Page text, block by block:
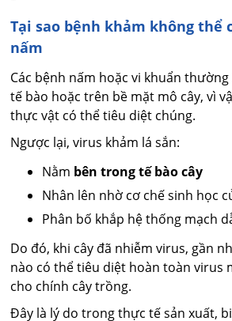
Tại sao bệnh khảm không thể
nấm
Các bệnh nấm hoặc vi khuẩn
tế bào hoặc trên bề mặt mô cây, vì
thực vật có thể tiêu diệt chúng.
Ngược lại, virus khảm lá sắn:
Nằm bên trong tế bào cây
Nhân lên nhờ cơ chế sinh học
Phân bố khắp hệ thống mạch
Do đó, khi cây đã nhiễm virus, gần
nào có thể tiêu diệt hoàn toàn virus
cho chính cây trồng.
Đây là lý do trong thực tế sản xuất,